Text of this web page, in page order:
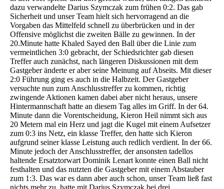
dazu verwandelte Darius Szymczak zum frühen 0:2. Das gab
Sicherheit und unser Team hielt sich hervorragend an die
Vorgaben das Mittelfeld schnell zu überbrücken und in der
Offensive möglichst die zweiten Bälle zu gewinnen. In der
20.Minute hatte Khaled Sayed den Ball über die Linie zum
vermeintlichen 3:0 gebracht, der Schiedsrichter gab diesen
Treffer auch zunächst, nach längeren Diskussionen mit dem
Gastgeber änderte er aber seine Meinung auf Abseits. Mit dieser
2:0 Führung ging es auch in die Halbzeit. Der Gastgeber
versuchte nun zum Anschlusstreffer zu kommen, richtig
zwingende Aktionen kamen dabei aber nicht heraus, unsere
Hintermannschaft hatte an diesem Tag alles im Griff. In der 64.
Minute dann die Vorentscheidung, Kieron Heil nimmt sich aus
20 Metern mal ein Herz und jagt die Kugel mit einem Aufsetzer
zum 0:3 ins Netz, ein klasse Treffer, den hatte sich Kieron
aufgrund seiner klasse Leistung auch redlich verdient. In der 66.
Minute jedoch der Anschlusstreffer, der ansonsten tadellos
haltende Ersatztorwart Dominik Lenart konnte einen Ball nicht
festhalten und das nutzten die Gastgeber mit einem Abstauber
zum 1:3. Das war es dann aber auch schon, unser Team ließ fast
nichts mehr zu, hatte mit Darius Szymczak bei drei